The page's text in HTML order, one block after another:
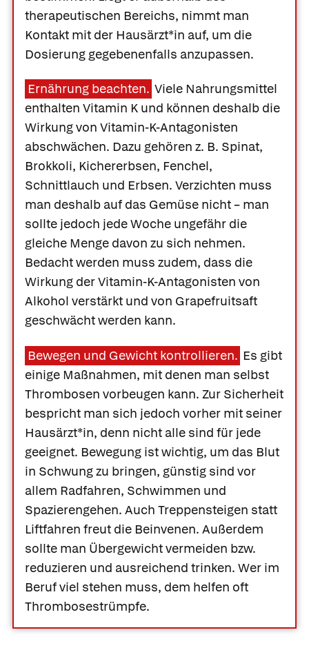
therapeutischen Bereichs, nimmt man
Kontakt mit der Hausärzt*in auf, um die
Dosierung gegebenenfalls anzupassen.
Ernährung beachten. Viele Nahrungsmittel
enthalten Vitamin K und können deshalb die
Wirkung von Vitamin-K-Antagonisten
abschwächen. Dazu gehören z. B. Spinat,
Brokkoli, Kichererbsen, Fenchel,
Schnittlauch und Erbsen. Verzichten muss
man deshalb auf das Gemüse nicht – man
sollte jedoch jede Woche ungefähr die
gleiche Menge davon zu sich nehmen.
Bedacht werden muss zudem, dass die
Wirkung der Vitamin-K-Antagonisten von
Alkohol verstärkt und von Grapefruitsaft
geschwächt werden kann.
Bewegen und Gewicht kontrollieren. Es gibt
einige Maßnahmen, mit denen man selbst
Thrombosen vorbeugen kann. Zur Sicherheit
bespricht man sich jedoch vorher mit seiner
Hausärzt*in, denn nicht alle sind für jede
geeignet. Bewegung ist wichtig, um das Blut
in Schwung zu bringen, günstig sind vor
allem Radfahren, Schwimmen und
Spazierengehen. Auch Treppensteigen statt
Liftfahren freut die Beinvenen. Außerdem
sollte man Übergewicht vermeiden bzw.
reduzieren und ausreichend trinken. Wer im
Beruf viel stehen muss, dem helfen oft
Thrombosestrümpfe.